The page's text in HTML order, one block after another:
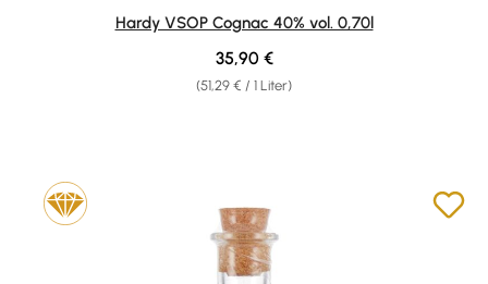
Durchschnittliche Bewertung von 4.78 von 5 Sternen
Hardy VSOP Cognac 40% vol. 0,70l
(51,29 € / 1 Liter)
Regulärer Preis:
35,90 €